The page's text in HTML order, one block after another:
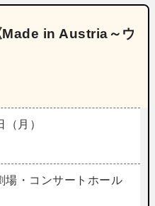
Made in Austria～ウ
月）
場・コンサートホール